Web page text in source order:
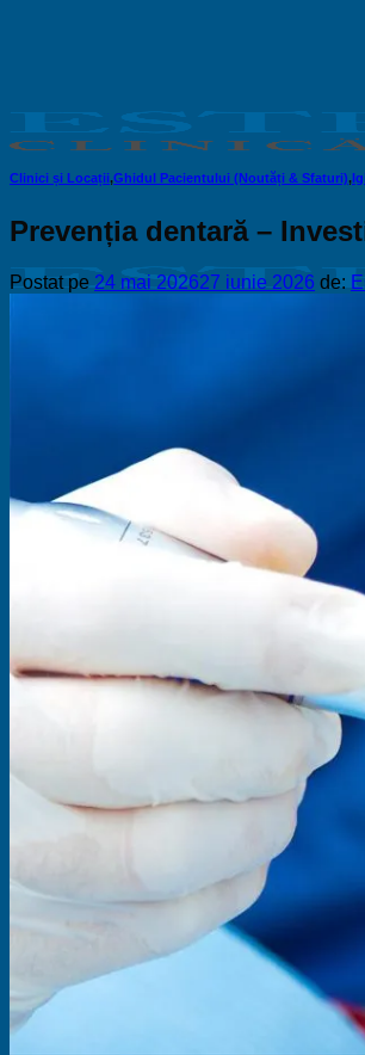
Despre
Servicii
Parodontologie
Blog
Clinici și Locații,Ghidul Pacientului (Noutăți & Sfaturi),
Prevenția dentară –
Postat pe24 mai 202627 iunie 2026 de: